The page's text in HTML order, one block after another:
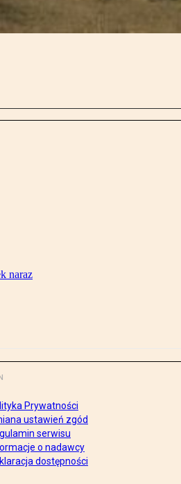
naraz
Prywatności
ustawień zgód
serwisu
o nadawcy
dostępności